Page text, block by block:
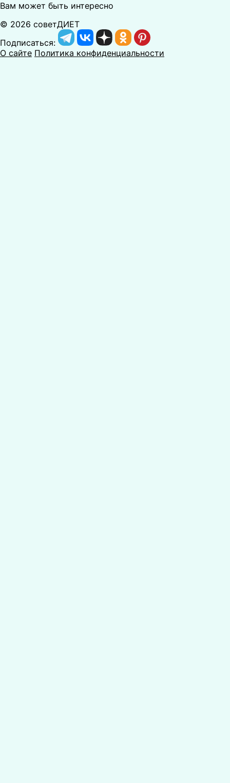
Вам может быть интересно
© 2026 советДИЕТ
Подписаться:
О сайте Политика конфиденциальности